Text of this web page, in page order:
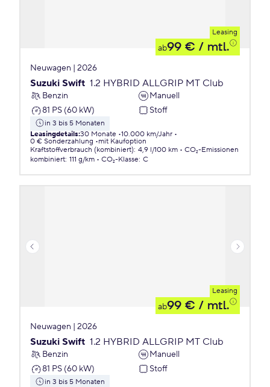
Leasing
ab99 € / mtl.
Neuwagen | 2026
Suzuki Swift 1.2 HYBRID ALLGRIP MT Club
Benzin
Manuell
81 PS (60 kW)
Stoff
in 3 bis 5 Monaten
Leasingdetails:30 Monate 10.000 km/Jahr
0 € Sonderzahlung
mit Kaufoption
Kraftstoffverbrauch (kombiniert): 4,9 l/100 km
CO₂-Emissionen
kombiniert: 111 g/km CO₂-Klasse: C
Leasing
ab99 € / mtl.
Neuwagen | 2026
Suzuki Swift 1.2 HYBRID ALLGRIP MT Club
Benzin
Manuell
81 PS (60 kW)
Stoff
in 3 bis 5 Monaten